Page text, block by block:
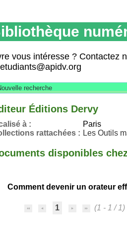
vous intéresse ? Contactez
recherche
Éditions Dervy
à :
Paris
rattachées : Les Outils
disponibles
Comment devenir un orateur
1 (1 - 1 / 1)